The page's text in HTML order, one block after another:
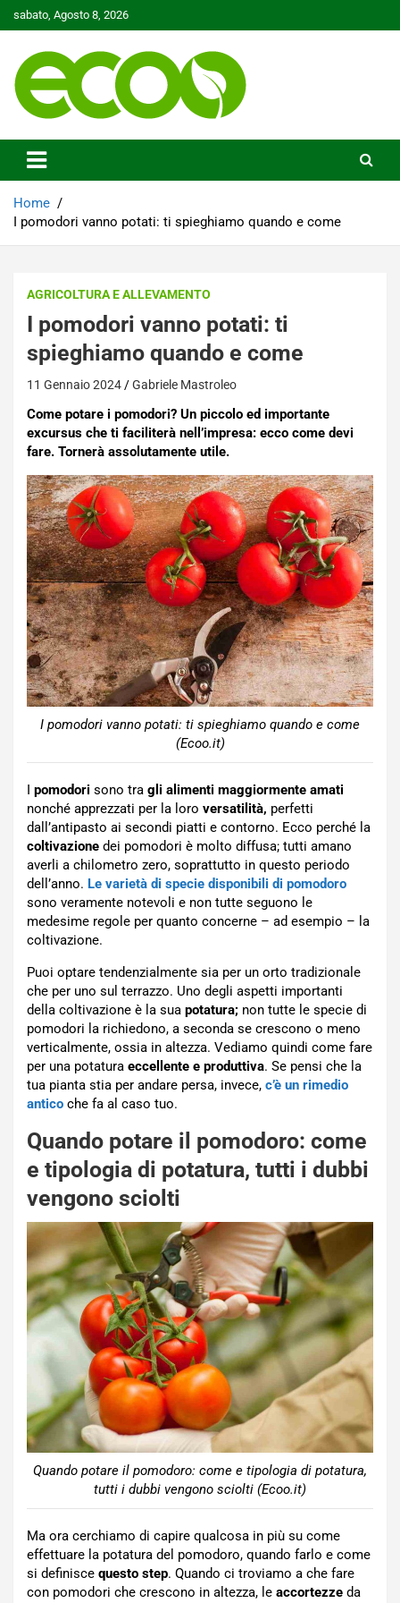
to
sabato, Agosto 8, 2026
Ecoo.it
Home
I pomodori vanno potati: ti spieghiamo quando e come
AGRICOLTURA E ALLEVAMENTO
I pomodori vanno potati: ti
spieghiamo quando e come
11 Gennaio 2024 Gabriele Mastroleo
Come potare i pomodori? Un piccolo ed importante
excursus che ti faciliterà nell’impresa: ecco come devi
fare. Tornerà assolutamente utile.
I pomodori vanno potati: ti spieghiamo quando e come
(Ecoo.it)
I pomodori sono tra gli alimenti maggiormente amati
nonché apprezzati per la loro versatilità, perfetti
dall’antipasto ai secondi piatti e contorno. Ecco perché la
coltivazione dei pomodori è molto diffusa; tutti amano
averli a chilometro zero, soprattutto in questo periodo
dell’anno. Le varietà di specie disponibili di pomodoro
sono veramente notevoli e non tutte seguono le
medesime regole per quanto concerne – ad esempio – la
coltivazione.
Puoi optare tendenzialmente sia per un orto tradizionale
che per uno sul terrazzo. Uno degli aspetti importanti
della coltivazione è la sua potatura; non tutte le specie di
pomodori la richiedono, a seconda se crescono o meno
verticalmente, ossia in altezza. Vediamo quindi come fare
per una potatura eccellente e produttiva. Se pensi che la
tua pianta stia per andare persa, invece, c’è un rimedio
antico che fa al caso tuo.
Quando potare il pomodoro: come
e tipologia di potatura, tutti i dubbi
vengono sciolti
Quando potare il pomodoro: come e tipologia di potatura,
tutti i dubbi vengono sciolti (Ecoo.it)
Ma ora cerchiamo di capire qualcosa in più su come
effettuare la potatura del pomodoro, quando farlo e come
si definisce questo step. Quando ci troviamo a che fare
con pomodori che crescono in altezza, le accortezze da